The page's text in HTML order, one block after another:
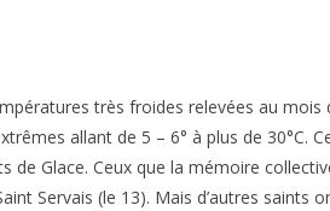
très froides relevées au mois
allant de 5 – 6° à plus de 30°C.
Glace. Ceux que la mémoire
Servais (le 13). Mais d’autres saints